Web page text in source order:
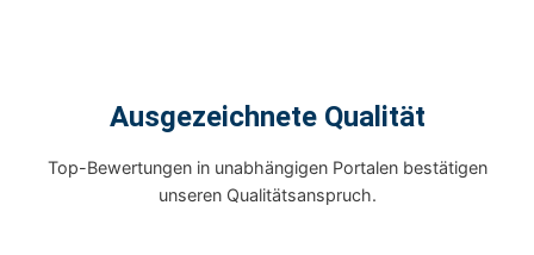
Ausgezeichnete Qualität
Top-Bewertungen in unabhängigen Portalen bestätigen
unseren Qualitätsanspruch.